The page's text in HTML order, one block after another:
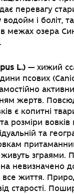
перевагу
водойм і боліт,
в межах озера
L.) — хижий
псових
жертв.
є копитні
розміри вовків
та
живуть зграями.
невизначено
життя.
старості.